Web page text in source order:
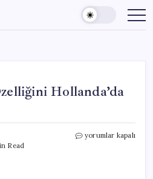
Hollanda’da
Read
Tesla
yorumlar kapalı